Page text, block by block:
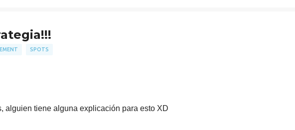
SPOTS
alguien tiene alguna explicación para esto XD